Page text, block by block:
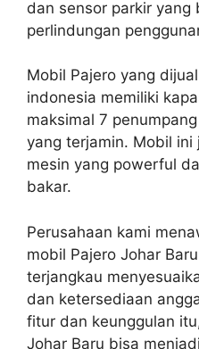
dan sensor parkir yang
perlindungan
Mobil Pajero yang
indonesia memiliki
maksimal 7
yang terjamin. Mobil ini
mesin yang powerful
bakar.
Perusahaan kami
mobil Pajero Johar
terjangkau
dan ketersediaan
fitur dan keunggulan
Johar Baru bisa